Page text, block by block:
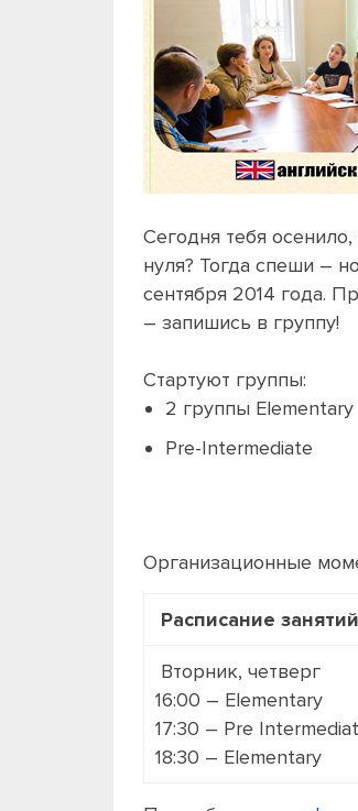
Сегодня тебя
нуля? Тогда спеши –
сентября 2014 года.
– запишись в группу!
Стартуют группы:
2 группы Elementary
Pre-Intermediate
Организационные
Расписание занятий
Вторник, четверг
16:00 – Elementary
17:30 – Pre
18:30 – Elementary